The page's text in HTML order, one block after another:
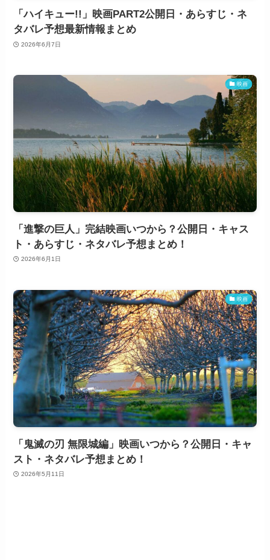
「ハイキュー!!」映画PART2公開日・あらすじ・ネ
タバレ予想最新情報まとめ
2026年6月7日
映画
「進撃の巨人」完結映画いつから？公開日・キャス
ト・あらすじ・ネタバレ予想まとめ！
2026年6月1日
映画
「鬼滅の刃 無限城編」映画いつから？公開日・キャ
スト・ネタバレ予想まとめ！
2026年5月11日